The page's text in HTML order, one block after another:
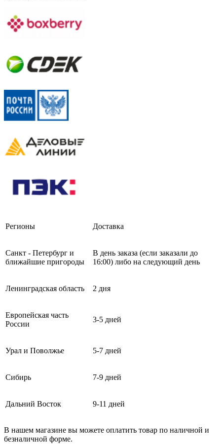
Регионы Доставка
Санкт - Петербург и
ближайшие пригороды
В день заказа (если заказали до
16:00) либо на следующий день
Ленинградская область 2 дня
Европейская часть
России
3-5 дней
Урал и Поволжье 5-7 дней
Сибирь 7-9 дней
Дальний Восток 9-11 дней
В нашем магазине вы можете оплатить товар по наличной и
безналичной форме.